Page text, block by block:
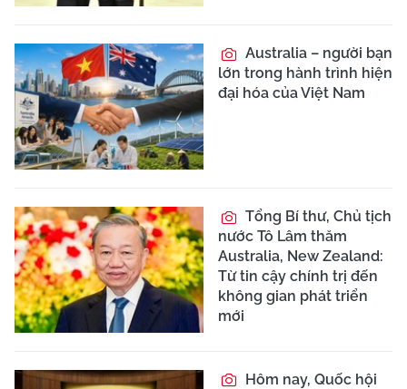
Australia – người bạn
lớn trong hành trình hiện
đại hóa của Việt Nam
Tổng Bí thư, Chủ tịch
nước Tô Lâm thăm
Australia, New Zealand:
Từ tin cậy chính trị đến
không gian phát triển
mới
Hôm nay, Quốc hội